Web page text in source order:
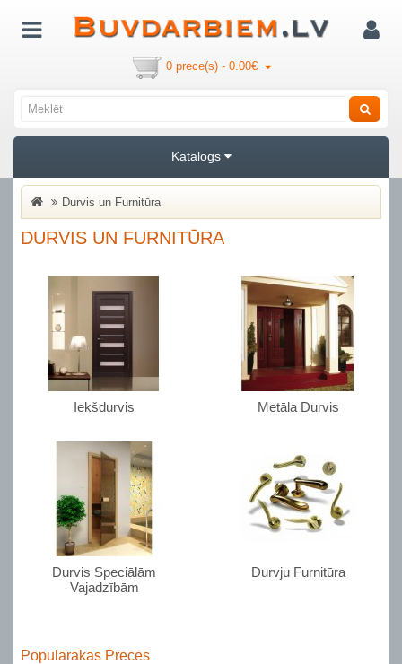
0 prece(s) - 0.00€
Katalogs
Durvis un Furnitūra
DURVIS UN FURNITŪRA
Iekšdurvis Metāla Durvis
Durvis Speciālām
Vajadzībām
Durvju Furnitūra
Populārākās Preces